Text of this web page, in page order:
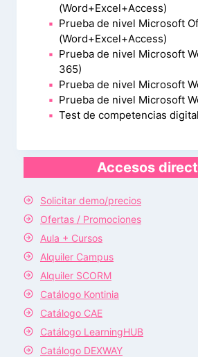
(Word+Excel+Access)
Prueba de nivel Microsoft
(Word+Excel+Access)
Prueba de nivel Microsoft
365)
Prueba de nivel Microsoft
Prueba de nivel Microsoft
Test de competencias
Accesos
Solicitar demo/precios
Ofertas / Promociones
Aula + Cursos
Alquiler Campus
Alquiler SCORM
Catálogo Kontinia
Catálogo CAE
Catálogo LearningHUB
Catálogo DEXWAY